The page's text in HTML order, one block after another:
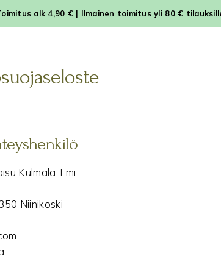
alk 4,90 € | Ilmainen toimitus yli 80 €
Kulmala T:mi
Niinikoski